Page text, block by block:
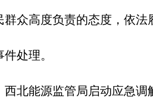
群众高度负责的态度，依
处理。
西北能源监管局启动应急